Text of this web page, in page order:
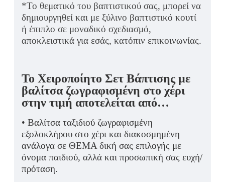
*Το θεματικό του βαπτιστικού σας, μπορεί να
δημιουργηθεί και με ξύλινο βαπτιστικό κουτί
ή έπιπλο σε μοναδικό σχεδιασμό,
αποκλειστικά για εσάς, κατόπιν επικοινωνίας.
Το Χειροποίητο Σετ Βάπτισης με
βαλίτσα ζωγραφισμένη στο χέρι
στην τιμή αποτελείται από…
• Βαλίτσα ταξιδιού ζωγραφισμένη
εξολοκλήρου στο χέρι και διακοσμημένη
ανάλογα σε ΘΕΜΑ δική σας επιλογής με
όνομα παιδιού, αλλά και προσωπική σας ευχή/
πρόταση.